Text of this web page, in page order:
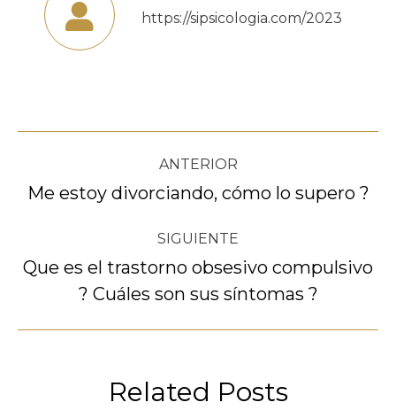
https://sipsicologia.com/2023
Navegación
entre
publicaciones
ANTERIOR
Publicación
Me estoy divorciando, cómo lo supero ?
SIGUIENTE
Publicación
siguiente:
Que es el trastorno obsesivo compulsivo
? Cuáles son sus síntomas ?
Related Posts